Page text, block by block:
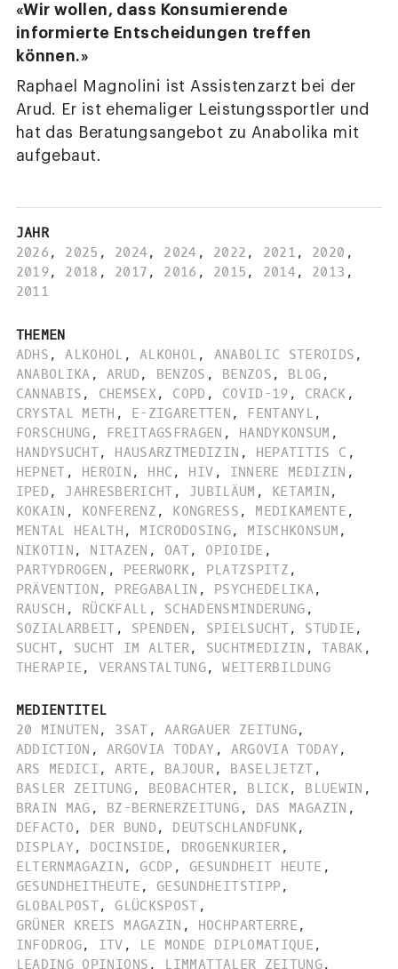
«Wir wollen, dass Konsumierende
informierte Entscheidungen treffen
können.»
Raphael Magnolini ist Assistenzarzt bei der
Arud. Er ist ehemaliger Leistungssportler und
hat das Beratungsangebot zu Anabolika mit
aufgebaut.
JAHR
2026 , 2025 , 2024, 2024 , 2022 , 2021 , 2020 ,
2019, 2018 , 2017 , 2016 , 2015 , 2014, 2013 ,
2011
THEMEN
ADHS , ALKOHOL , ALKOHOL , ANABOLIC STEROIDS ,
ANABOLIKA , ARUD , BENZOS , BENZOS , BLOG ,
CANNABIS , CHEMSEX , COPD , COVID-19 , CRACK ,
CRYSTAL METH , E-ZIGARETTEN , FENTANYL ,
FORSCHUNG , FREITAGSFRAGEN , HANDYKONSUM ,
HANDYSUCHT, HAUSARZTMEDIZIN , HEPATITIS C ,
HEPNET , HEROIN , HHC , HIV , INNERE MEDIZIN ,
IPED , JAHRESBERICHT , JUBILÄUM , KETAMIN ,
KOKAIN , KONFERENZ , KONGRESS , MEDIKAMENTE ,
MENTAL HEALTH , MICRODOSING, MISCHKONSUM ,
NIKOTIN , NITAZEN , OAT, OPIOIDE ,
PARTYDROGEN , PEERWORK, PLATZSPITZ ,
PRÄVENTION , PREGABALIN , PSYCHEDELIKA,
RAUSCH , RÜCKFALL , SCHADENSMINDERUNG ,
SOZIALARBEIT , SPENDEN , SPIELSUCHT, STUDIE ,
SUCHT, SUCHT IM ALTER, SUCHTMEDIZIN , TABAK ,
THERAPIE , VERANSTALTUNG, WEITERBILDUNG
MEDIENTITEL
20 MINUTEN , 3SAT , AARGAUER ZEITUNG,
ADDICTION , ARGOVIA TODAY , ARGOVIA TODAY,
ARS MEDICI , ARTE , BAJOUR, BASELJETZT ,
BASLER ZEITUNG , BEOBACHTER, BLICK, BLUEWIN ,
BRAIN MAG , BZ-BERNERZEITUNG , DAS MAGAZIN ,
DEFACTO , DER BUND , DEUTSCHLANDFUNK,
DISPLAY, DOCINSIDE , DROGENKURIER ,
ELTERNMAGAZIN , GCDP , GESUNDHEIT HEUTE ,
GESUNDHEITHEUTE , GESUNDHEITSTIPP,
GLOBALPOST, GLÜCKSPOST ,
GRÜNER KREIS MAGAZIN , HOCHPARTERRE ,
INFODROG, ITV , LE MONDE DIPLOMATIQUE ,
LEADING OPINIONS , LIMMATTALER ZEITUNG,